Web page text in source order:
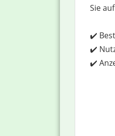
Sie
✔️
✔️
✔️